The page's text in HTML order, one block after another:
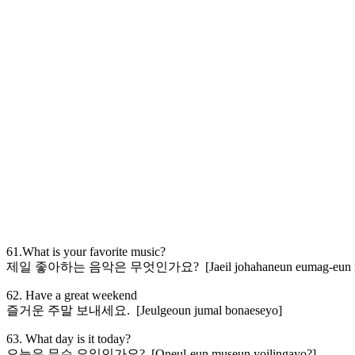
61.What is your favorite music?
제일 좋아하는 음악은 무엇인가요? [Jaeil johahaneun eumag-eun
62. Have a great weekend
즐거운 주말 보내세요. [Jeulgeoun jumal bonaeseyo]
63. What day is it today?